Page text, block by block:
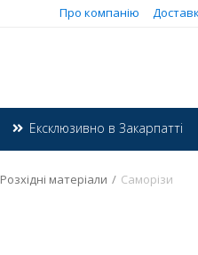
Про компанію
Ексклюзивно в Закарпатті
Розхідні матеріали / Саморізи